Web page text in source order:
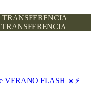
VERANO FLASH ☀️⚡️